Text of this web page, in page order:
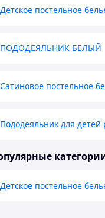
Детское постельное
ПОДОДЕЯЛЬНИК БЕЛЫЙ
Сатиновое постельное
Пододеяльник для детей
Детское постельное